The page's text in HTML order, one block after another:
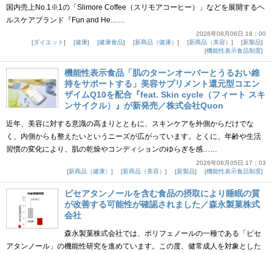
国内売上No.1※1の「Slimore Coffee（スリモアコーヒー）」などを展開するヘ
ルスケアブランド『Fun and He……
2026年08月06日 18：00
ダイエット
健康 健康食品 新商品（健康） 新商品（美容）
新製品
機能性表示食品制度
機能性表示食品「肌のターンオーバーとうるおい維
持をサポートする」美容サプリメント還元型コエン
ザイムQ10を配合『feat. Skin cycle（フィート スキ
ンサイクル）』が新発売／株式会社Quon
近年、美容に対する意識の高まりとともに、スキンケアを外側からだけでな
く、内側からも整えたいというニーズが広がっています。とくに、年齢や生活
習慣の変化により、肌の乾燥やコンディションのゆらぎを感……
2026年08月05日 17：03
新商品（健康）
新商品（美容） 新製品 機能性表示食品制度
ピセアタンノールを含む食品の摂取により睡眠の質
が改善する可能性が確認されました／森永製菓株式
会社
森永製菓株式会社では、ポリフェノールの一種である「ピセ
アタンノール」の機能性研究を進めています。この度、健常成人を対象とした